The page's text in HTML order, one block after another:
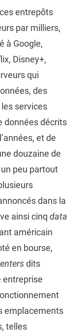
entrepôts
par milliers,
à Google,
Disney+,
qui
des
services
données décrits
et de
douzaine de
peu partout
dans la
ainsi cinq data
américain
en bourse,
dits
entreprise
emplacements
telles